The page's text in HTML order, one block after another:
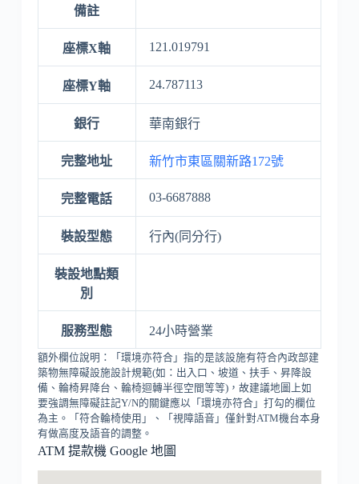
備註
座標X軸 121.019791
座標Y軸 24.787113
銀行 華南銀行
完整地址 新竹市東區關新路172號
完整電話 03-6687888
裝設型態 行內(同分行)
裝設地點類
別
服務型態 24小時營業
額外欄位說明：「環境亦符合」指的是該設施有符合內政部建
築物無障礙設施設計規範(如：出入口、坡道、扶手、昇降設
備、輪椅昇降台、輪椅迴轉半徑空間等等)，故建議地圖上如
要強調無障礙註記Y/N的關鍵應以「環境亦符合」打勾的欄位
為主。「符合輪椅使用」、「視障語音」僅針對ATM機台本身
有做高度及語音的調整。
ATM 提款機 Google 地圖